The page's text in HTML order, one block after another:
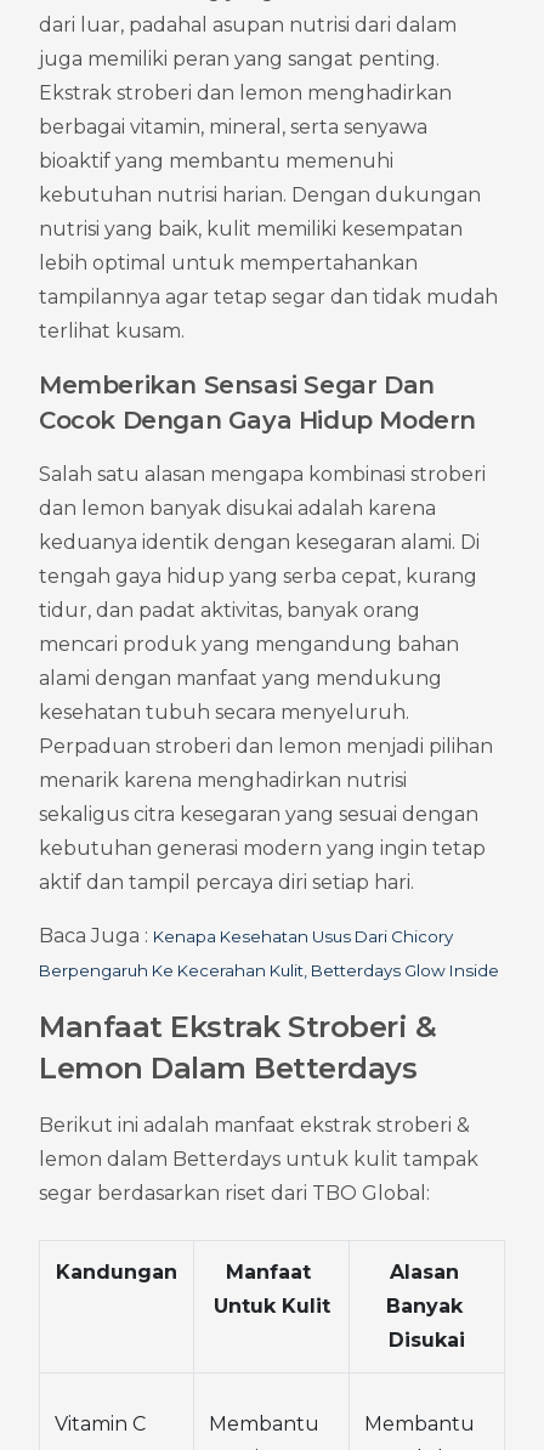
dari luar, padahal asupan nutrisi dari dalam
juga memiliki peran yang sangat penting.
Ekstrak stroberi dan lemon menghadirkan
berbagai vitamin, mineral, serta senyawa
bioaktif yang membantu memenuhi
kebutuhan nutrisi harian. Dengan dukungan
nutrisi yang baik, kulit memiliki kesempatan
lebih optimal untuk mempertahankan
tampilannya agar tetap segar dan tidak mudah
terlihat kusam.
Memberikan Sensasi Segar Dan
Cocok Dengan Gaya Hidup Modern
Salah satu alasan mengapa kombinasi stroberi
dan lemon banyak disukai adalah karena
keduanya identik dengan kesegaran alami. Di
tengah gaya hidup yang serba cepat, kurang
tidur, dan padat aktivitas, banyak orang
mencari produk yang mengandung bahan
alami dengan manfaat yang mendukung
kesehatan tubuh secara menyeluruh.
Perpaduan stroberi dan lemon menjadi pilihan
menarik karena menghadirkan nutrisi
sekaligus citra kesegaran yang sesuai dengan
kebutuhan generasi modern yang ingin tetap
aktif dan tampil percaya diri setiap hari.
Baca Juga : Kenapa Kesehatan Usus Dari Chicory
Berpengaruh Ke Kecerahan Kulit, Betterdays Glow Inside
Manfaat Ekstrak Stroberi &
Lemon Dalam Betterdays
Berikut ini adalah manfaat ekstrak stroberi &
lemon dalam Betterdays untuk kulit tampak
segar berdasarkan riset dari TBO Global:
Kandungan
Manfaat
Untuk Kulit
Alasan
Banyak
Disukai
Vitamin C
Membantu
Membantu